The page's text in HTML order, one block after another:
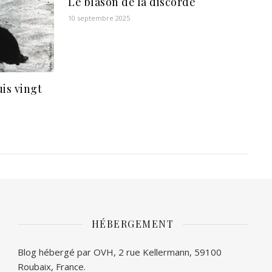
vingt
10 septembre 2025
HÉBERGEMENT
Blog hébergé par OVH, 2 rue Kellermann, 59100
Roubaix, France.